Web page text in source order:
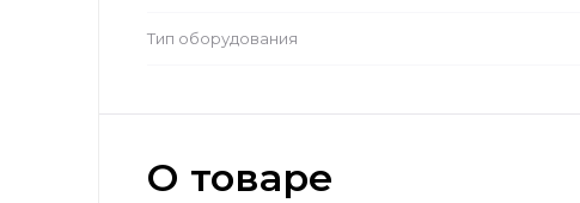
Тип оборудования
О товаре